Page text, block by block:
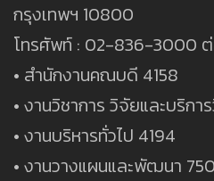
กรุงเทพฯ 10800
โทรศัพท์ : 02-836-3000 ต่
• สำนักงานคณบดี 4158
• งานวิชาการ วิจัยและบริกา
• งานบริหารทั่วไป 4194
• งานวางแผนและพัฒนา